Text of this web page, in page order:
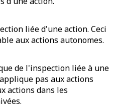
liée d'une action. Ceci
aux actions autonomes.
de l'inspection liée à une
pas aux actions
actions dans les